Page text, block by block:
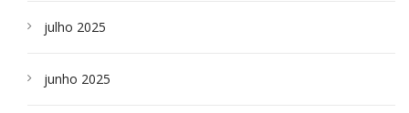
julho 2025
junho 2025